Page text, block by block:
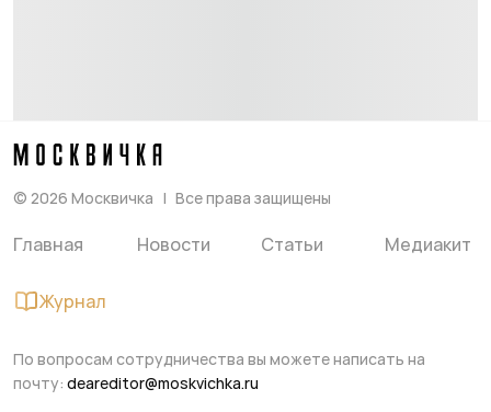
© 2026 Москвичка Все права защищены
Главная Новости Статьи Медиакит
Журнал
По вопросам сотрудничества вы можете написать на
почту: deareditor@moskvichka.ru